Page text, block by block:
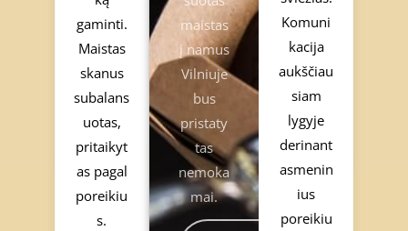
gaminti.
Maistas
skanus
subalans
uotas,
pritaikyt
as pagal
poreikiu
s.
maistas
į namus
Vilniuje
bus
pristaty
tas
nemoka
mai.
Komuni
kacija
aukščiau
siam
lygyje
derinant
asmenin
ius
poreikiu